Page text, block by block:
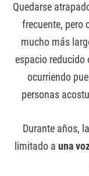
Quedarse
frecuente, pero
mucho más
espacio reducido
ocurriendo
personas
Durante años,
limitado a una